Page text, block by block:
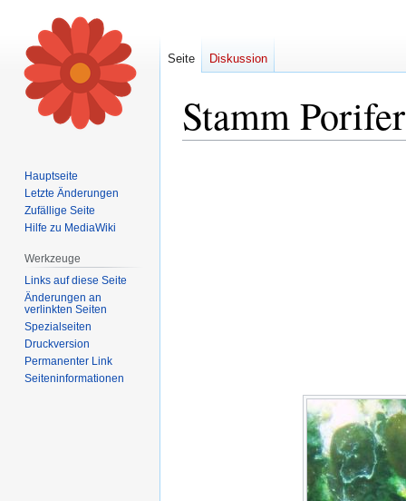
Stamm
Seite Diskussion
Hauptseite
Letzte Änderungen
Zufällige Seite
Hilfe zu MediaWiki
Werkzeuge
Links auf diese Seite
Änderungen an
verlinkten Seiten
Spezialseiten
Druckversion
Permanenter Link
Seiten­informationen